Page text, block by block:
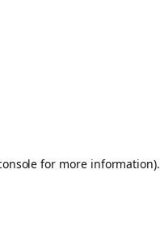
for more information).